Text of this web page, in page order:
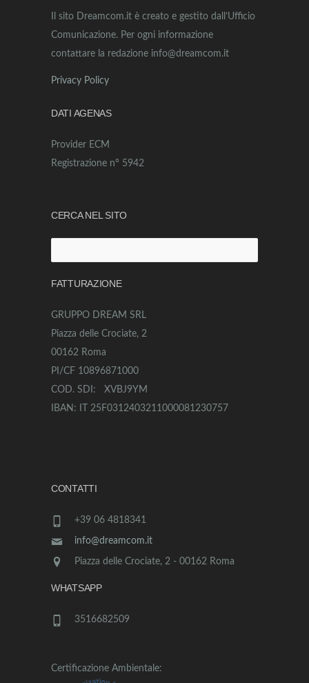
Il sito Dreamcom.it è creato e gestito dall’Ufficio
Comunicazione. Per ogni informazione
contattare la redazione info@dreamcom.it
Privacy Policy
DATI AGENAS
Provider ECM
Registrazione n° 5942
CERCA NEL SITO
per:
FATTURAZIONE
GRUPPO DREAM SRL
Piazza delle Crociate, 2
00162 Roma
PI/CF 10896871000
COD. SDI: XVBJ9YM
IBAN: IT 25F0312403211000081230757
CONTATTI
+39 06 4818341
info@dreamcom.it
Piazza delle Crociate, 2 - 00162 Roma
WHATSAPP
3516682509
Certificazione Ambientale: